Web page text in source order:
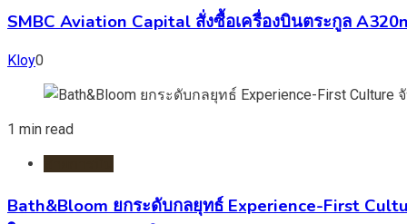
SMBC Aviation Capital สั่งซื้อเครื่องบินตระกูล
Kloy0
1 min read
Bath&Bloom ยกระดับกลยุทธ์ Experience-First